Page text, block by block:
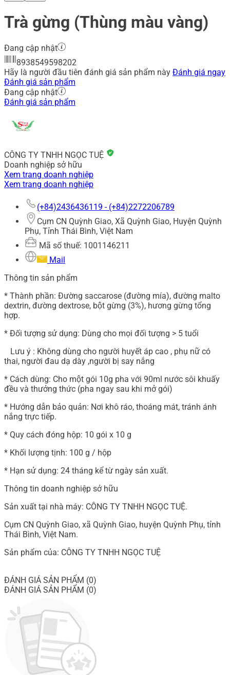
Trà gừng (Thùng màu vàng)
Đang cập nhật
8938549598202
Hãy là người đầu tiên đánh giá sản phẩm này Đánh giá ngay
Đánh giá sản phẩm
Đang cập nhật
Đánh giá sản phẩm
CÔNG TY TNHH NGỌC TUỆ
Doanh nghiệp sở hữu
Xem trang doanh nghiệp
Xem trang doanh nghiệp
(+84)2436436119 - (+84)2272206789
Cụm CN Quỳnh Giao, Xã Quỳnh Giao, Huyện Quỳnh
Phụ, Tỉnh Thái Bình, Việt Nam
Mã số thuế: 1001146211
Mail
Thông tin sản phẩm
* Thành phần: Đường saccarose (đường mía), đường malto
dextrin, đường dextrose, bột gừng (3%), hương gừng tổng
hợp.
* Đối tượng sử dụng: Dùng cho mọi đối tượng > 5 tuổi
Lưu ý : Không dùng cho người huyết áp cao , phụ nữ có
thai, người đau dạ dày ,người bị say nắng
* Cách dùng: Cho một gói 10g pha với 90ml nước sôi khuấy
đều và thưởng thức (pha ngay sau khi mở gói)
* Hướng dẫn bảo quản: Nơi khô ráo, thoáng mát, tránh ánh
nắng trực tiếp.
* Quy cách đóng hộp: 10 gói x 10 g
* Khối lượng tịnh: 100 g / hộp
* Hạn sử dụng: 24 tháng kể từ ngày sản xuất.
Thông tin doanh nghiệp sở hữu
Sản xuất tại nhà máy: CÔNG TY TNHH NGỌC TUỆ.
Cụm CN Quỳnh Giao, xã Quỳnh Giao, huyện Quỳnh Phụ, tỉnh
Thái Bình, Việt Nam.
Sản phẩm của: CÔNG TY TNHH NGỌC TUỆ
ĐÁNH GIÁ SẢN PHẨM (0)
ĐÁNH GIÁ SẢN PHẨM (0)